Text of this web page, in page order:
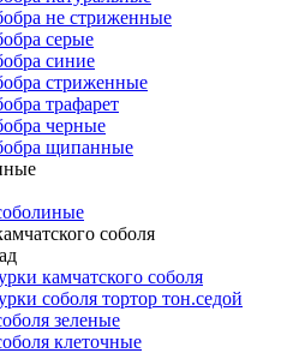
не стриженные
серые
синие
стриженные
трафарет
черные
щипанные
соболя
камчатского соболя
соболя тортор тон.седой
зеленые
клеточные